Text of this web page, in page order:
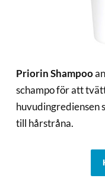
Priorin Shampoo
schampo för att
huvudingrediensen
till hårstråna.